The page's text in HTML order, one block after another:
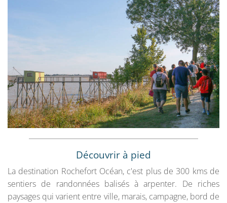
Découvrir à pied
La destination Rochefort Océan, c'est plus de 300 kms de
sentiers de randonnées balisés à arpenter. De riches
paysages qui varient entre ville, marais, campagne, bord de